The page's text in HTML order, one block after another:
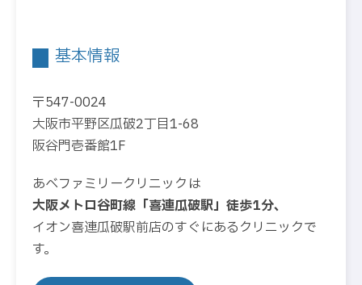
基本情報
〒547-0024
大阪市平野区瓜破2丁目1-68
阪谷門壱番館1F
あべファミリークリニックは
大阪メトロ谷町線「喜連瓜破駅」徒歩1分、
イオン喜連瓜破駅前店のすぐにあるクリニックで
す。